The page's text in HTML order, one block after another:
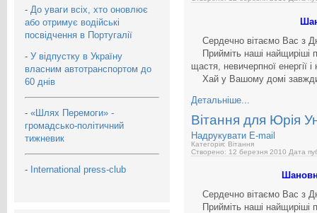
- До уваги всіх, хто оновлює
або отримує водійські
посвідчення в Португалії
- У відпустку в Україну
власним автотранспортом до
60 днів
- «Шлях Перемоги» -
громадсько-політичний
тижневик
- International press-club
Сердечно вітаємо Вас з
Прийміть наші найщиріші
щастя, невичерпної енергії
Хай у Вашому домі
Детальніше...
Вітання для Юрія
Надрукувати E-mail
Категорія: Вітання
Створено: 12 березня 2010 Дата
Сердечно вітаємо Вас з
Прийміть наші найщиріші